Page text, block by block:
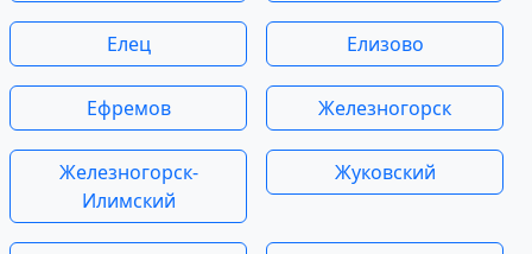
Елец Елизово
Ефремов Железногорск
Железногорск-
Илимский
Жуковский